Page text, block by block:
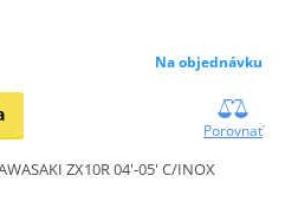
Na objednávku
Porovnať
ZX10R 04'-05' C/INOX